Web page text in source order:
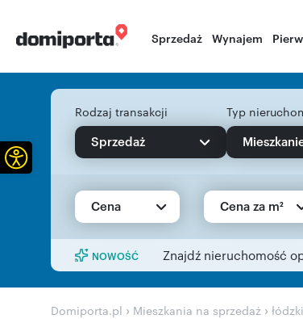
Sprzedaż Wynajem
Rodzaj transakcji
Sprzedaż
Typ
Cena Cena za m²
NOWOŚĆ Znajdź nieruchomość
Domiporta.pl › Mieszkania na sprzedaż ›
Otwórz pasek narzędzi